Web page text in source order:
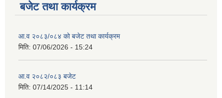
बजेट तथा कार्यक्रम
आ.व २०८३/०८४ को बजेट तथा कार्यक्रम
मिति: 07/06/2026 - 15:24
आ.व २०८२/०८३ बजेट
मिति: 07/14/2025 - 11:14